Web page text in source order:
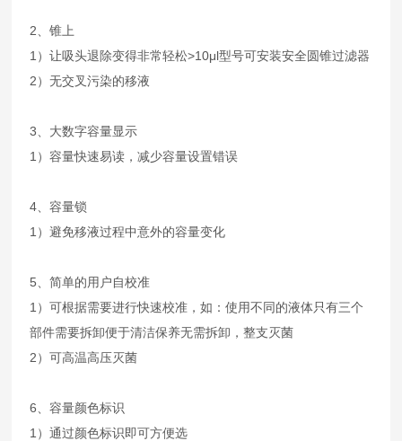
2、锥上
1）让吸头退除变得非常轻松>10μl型号可安装安全圆锥过滤器
2）无交叉污染的移液
3、大数字容量显示
1）容量快速易读，减少容量设置错误
4、容量锁
1）避免移液过程中意外的容量变化
5、简单的用户自校准
1）可根据需要进行快速校准，如：使用不同的液体只有三个
部件需要拆卸便于清洁保养无需拆卸，整支灭菌
2）可高温高压灭菌
6、容量颜色标识
1）通过颜色标识即可方便选